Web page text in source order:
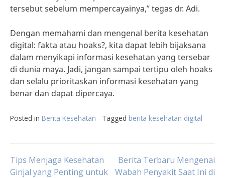
tersebut sebelum mempercayainya,” tegas dr. Adi.
Dengan memahami dan mengenal berita kesehatan
digital: fakta atau hoaks?, kita dapat lebih bijaksana
dalam menyikapi informasi kesehatan yang tersebar
di dunia maya. Jadi, jangan sampai tertipu oleh hoaks
dan selalu prioritaskan informasi kesehatan yang
benar dan dapat dipercaya.
Posted in Berita Kesehatan Tagged berita kesehatan digital
Post
Tips Menjaga Kesehatan
Ginjal yang Penting untuk
Berita Terbaru Mengenai
Wabah Penyakit Saat Ini di